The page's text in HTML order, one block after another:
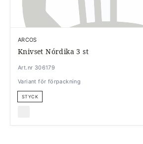
ARCOS
Knivset Nórdika 3 st
Art.nr 306179
Variant för förpackning
STYCK